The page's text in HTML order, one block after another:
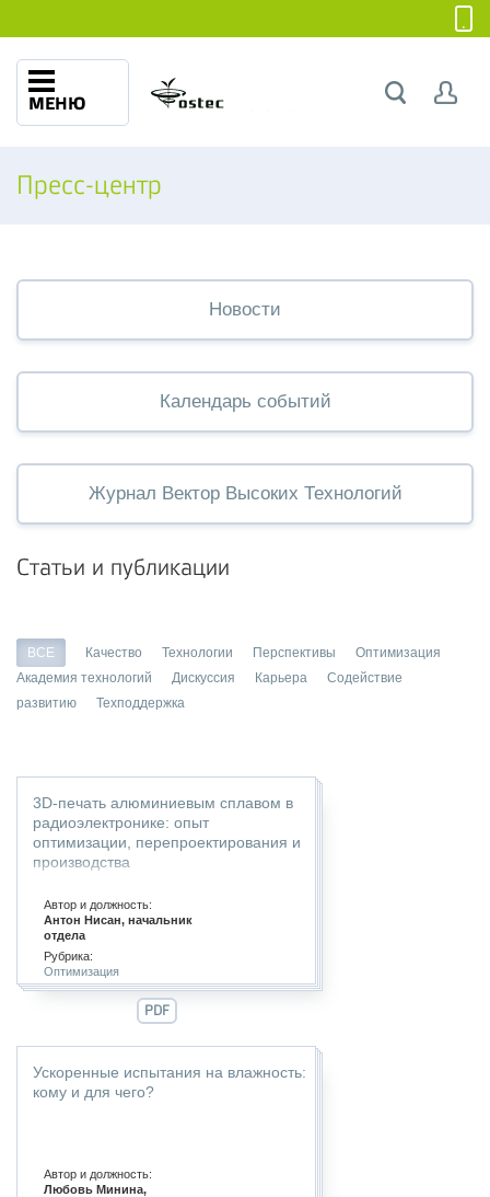
МЕНЮ
Пресс-центр
Новости
Календарь событий
Журнал Вектор Высоких Технологий
Статьи и публикации
ВСЕ Качество Технологии Перспективы
Оптимизация
Академия технологий
Дискуссия Карьера
Содействие
развитию
Техподдержка
3D-печать алюминиевым сплавом в
радиоэлектронике: опыт
оптимизации, перепроектирования и
производства
Автор и должность:
Антон Нисан, начальник
отдела
Рубрика:
Оптимизация
PDF
Ускоренные испытания на влажность:
кому и для чего?
Автор и должность:
Любовь Минина,